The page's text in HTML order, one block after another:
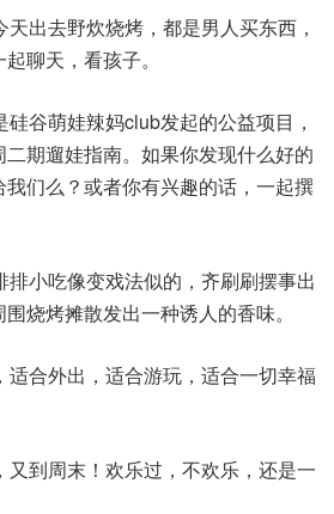
出去野炊烧烤，都是男人买东西，
聊天，看孩子。
谷萌娃辣妈club发起的公益项目，
期遛娃指南。如果你发现什么好的
们么？或者你有兴趣的话，一起撰
小吃像变戏法似的，齐刷刷摆事出
烧烤摊散发出一种诱人的香味。
适合外出，适合游玩，适合一切幸福
到周末！欢乐过，不欢乐，还是一